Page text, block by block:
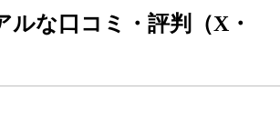
ルな口コミ・評判（X・